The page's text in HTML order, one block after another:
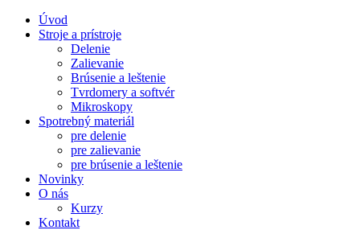
Úvod
Stroje a prístroje
Delenie
Zalievanie
Brúsenie a leštenie
Tvrdomery a softvér
Mikroskopy
Spotrebný materiál
pre delenie
pre zalievanie
pre brúsenie a leštenie
Novinky
O nás
Kurzy
Kontakt